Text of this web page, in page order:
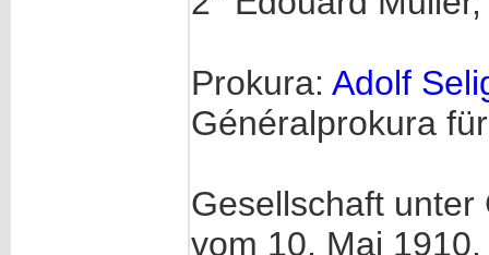
Prokura: Adolf
Généralprokura
Gesellschaft unter
vom 10. Mai 1910.